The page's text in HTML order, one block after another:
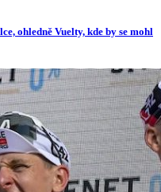
ohledně Vuelty, kde by se mohl